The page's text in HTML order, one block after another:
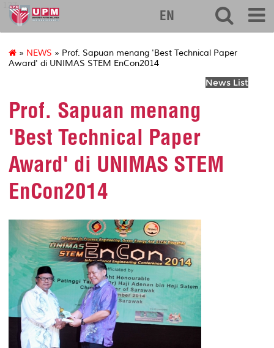
127
EN
» NEWS » Prof. Sapuan menang 'Best Technical Paper
Award' di UNIMAS STEM EnCon2014
News List
Prof. Sapuan menang
'Best Technical Paper
Award' di UNIMAS STEM
EnCon2014